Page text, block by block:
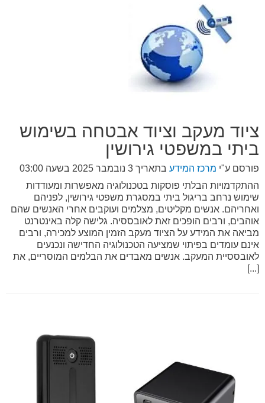
ציוד מעקב וציוד אבטחה בשימוש
ביתי במשפטי גירושין
פורסם ע"י מרכז המידע בתאריך 3 נובמבר 2025 בשעה 03:00
ההתקדמויות הבלתי פוסקות בטכנולוגיה מאפשרות ומעודדות
שימוש נרחב בריגול ביתי במסגרת משפטי גירושין, לפניהם
ואחריהם. אנשים מקליטים, מצלמים ועוקבים אחרי האנשים שהם
אוהבים, ורבים הופכים זאת לאובססיה. גלישה קלה באינטרנט
מביאה את המידע על הציוד מעקב הזמין המוצע למכירה, ורבים
אינם עומדים בפיתוי שמציעה הטכנולוגיה החדישה ונכנעים
לאובססיית המעקב. אנשים מאבדים את הבלמים המוסריים, את
[...]